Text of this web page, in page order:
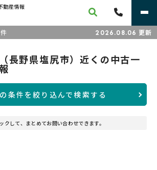
動産情報
件 2026.08.06 更新
長野県塩尻市）近くの中古一
条件を絞り込んで検索する
クして、まとめてお問い合わせできます。